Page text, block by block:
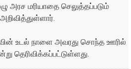
அரச மரியாதை செலுத்தப்படும்
உடல் நாளை அவரது சொந்த ஊரில்
தெரிவிக்கப்பட்டுள்ளது.